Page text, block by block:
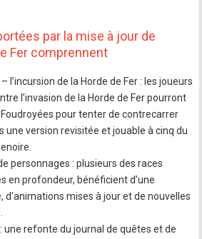
par la mise à jour de
Fer comprennent
l’incursion de la Horde de Fer : les joueurs
l’invasion de la Horde de Fer pourront
pour tenter de contrecarrer
une version revisitée et jouable à cinq du
personnages : plusieurs des races
en profondeur, bénéficient d’une
d’animations mises à jour et de nouvelles
une refonte du journal de quêtes et de